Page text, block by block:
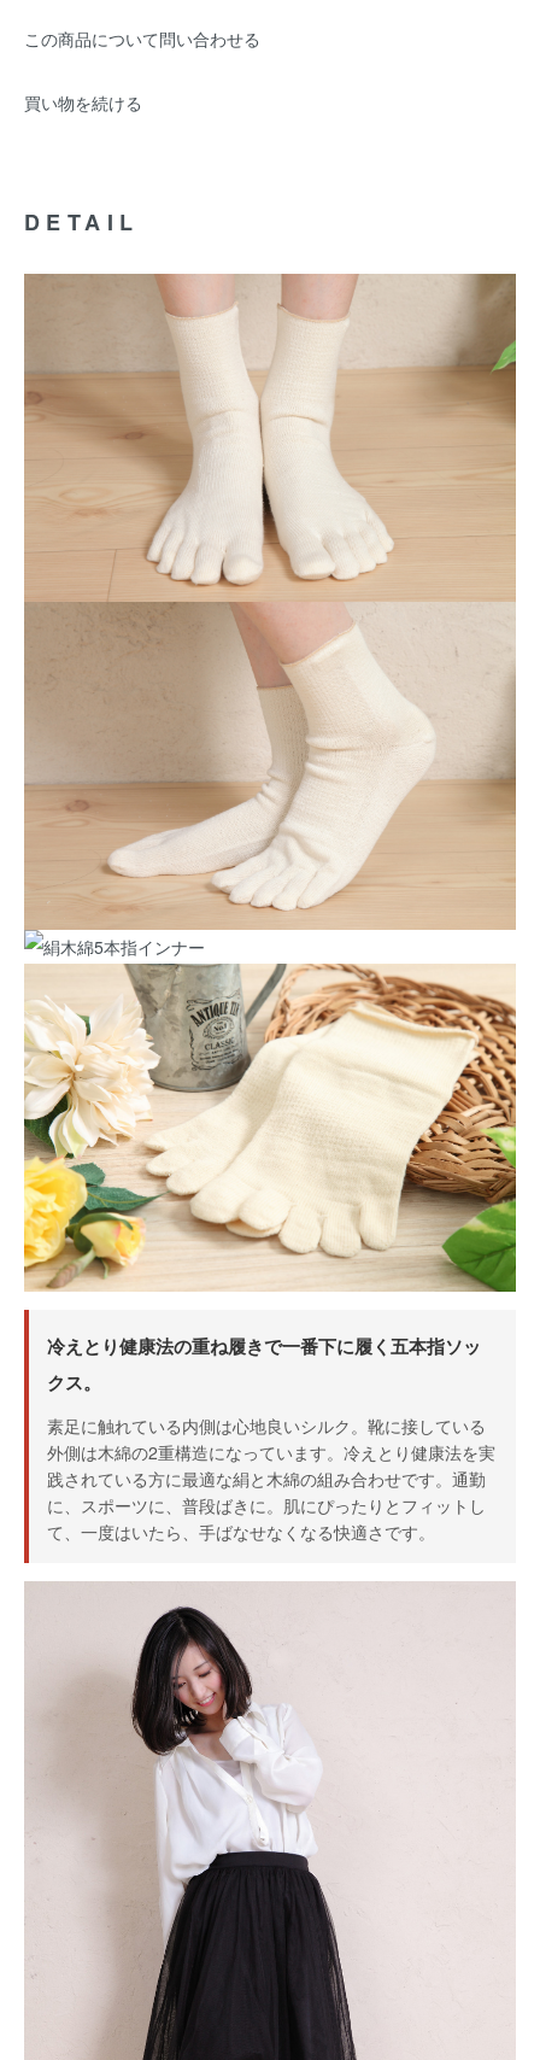
この商品について問い合わせる
買い物を続ける
DETAIL
冷えとり健康法の重ね履きで一番下に履く五本指ソッ
クス。
素足に触れている内側は心地良いシルク。靴に接している
外側は木綿の2重構造になっています。冷えとり健康法を実
践されている方に最適な絹と木綿の組み合わせです。通勤
に、スポーツに、普段ばきに。肌にぴったりとフィットし
て、一度はいたら、手ばなせなくなる快適さです。